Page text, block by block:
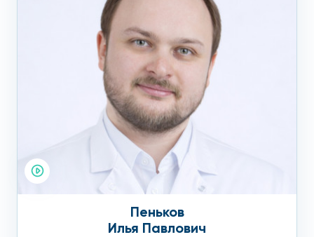
Пеньков
Илья Павлович